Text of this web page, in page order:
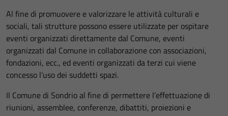
Al fine di promuovere e valorizzare le attività culturali e
sociali, tali strutture possono essere utilizzate per ospitare
eventi organizzati direttamente dal Comune, eventi
organizzati dal Comune in collaborazione con associazioni,
fondazioni, ecc., ed eventi organizzati da terzi cui viene
concesso l’uso dei suddetti spazi.
Il Comune di Sondrio al fine di permettere l’effettuazione di
riunioni, assemblee, conferenze, dibattiti, proiezioni e